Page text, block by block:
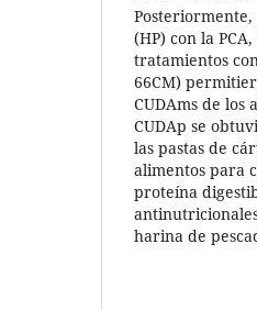
(HP) con la
tratamientos
66CM)
CUDAms de los
CUDAp se
las pastas de
alimentos para
proteína
harina de